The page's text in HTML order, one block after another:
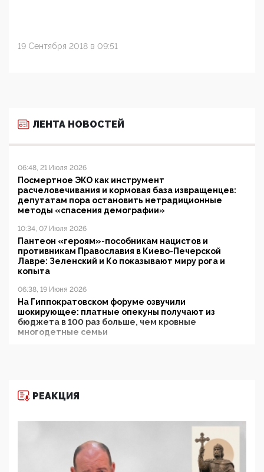
19 Сентября 2018 в 09:51
ЛЕНТА НОВОСТЕЙ
06:48, 21 Июля 2026
Посмертное ЭКО как инструмент
расчеловечивания и кормовая база извращенцев:
депутатам пора остановить нетрадиционные
методы «спасения демографии»
10:34, 07 Июля 2026
Пантеон «героям»-пособникам нацистов и
противникам Православия в Киево-Печерской
Лавре: Зеленский и Ко показывают миру рога и
копыта
06:38, 19 Июня 2026
На Гиппократовском форуме озвучили
шокирующее: платные опекуны получают из
бюджета в 100 раз больше, чем кровные
многодетные семьи
11:53, 09 Июня 2026
деятельность ИИТО ЮНЕСКО в России, но
цифроглобалисты продолжают определять
повестку в образовании
09:43, 01 Июня 2026
РЕАКЦИЯ